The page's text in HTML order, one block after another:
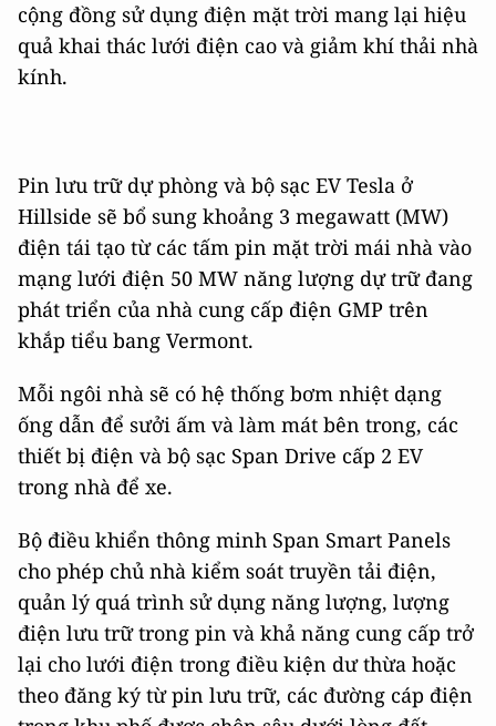
cộng đồng sử dụng điện mặt trời mang lại hiệu
quả khai thác lưới điện cao và giảm khí thải nhà
kính.
Pin lưu trữ dự phòng và bộ sạc EV Tesla ở
Hillside sẽ bổ sung khoảng 3 megawatt (MW)
điện tái tạo từ các tấm pin mặt trời mái nhà vào
mạng lưới điện 50 MW năng lượng dự trữ đang
phát triển của nhà cung cấp điện GMP trên
khắp tiểu bang Vermont.
Mỗi ngôi nhà sẽ có hệ thống bơm nhiệt dạng
ống dẫn để sưởi ấm và làm mát bên trong, các
thiết bị điện và bộ sạc Span Drive cấp 2 EV
trong nhà để xe.
Bộ điều khiển thông minh Span Smart Panels
cho phép chủ nhà kiểm soát truyền tải điện,
quản lý quá trình sử dụng năng lượng, lượng
điện lưu trữ trong pin và khả năng cung cấp trở
lại cho lưới điện trong điều kiện dư thừa hoặc
theo đăng ký từ pin lưu trữ, các đường cáp điện